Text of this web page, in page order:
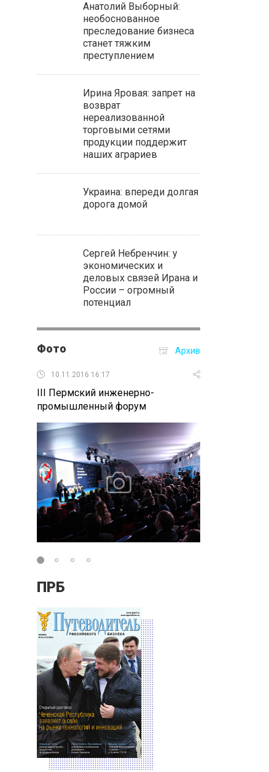
Анатолий Выборный:
необоснованное
преследование бизнеса
станет тяжким
преступлением
Ирина Яровая: запрет на
возврат
нереализованной
торговыми сетями
продукции поддержит
наших аграриев
Украина: впереди долгая
дорога домой
Сергей Небренчин: у
экономических и
деловых связей Ирана и
России – огромный
потенциал
Фото Архив
10.11.2016 16:17
III Пермский инженерно-
промышленный форум
ПРБ